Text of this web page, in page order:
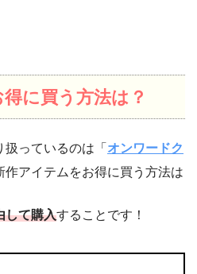
に買う方法は？
っているのは「 オンワードク
作アイテムをお得に買う方法は
して購入することです！